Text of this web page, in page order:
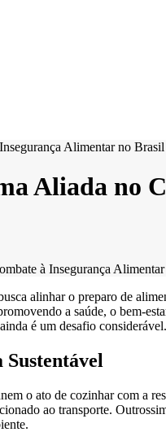
Aliada no
à Insegurança
alinhar o preparo de
a saúde, o bem-
é um desafio considerável.
o ato de cozinhar com a
ao transporte.